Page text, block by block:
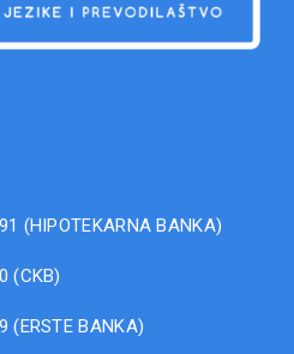
(HIPOTEKARNA BANKA)
(CKB)
(ERSTE BANKA)